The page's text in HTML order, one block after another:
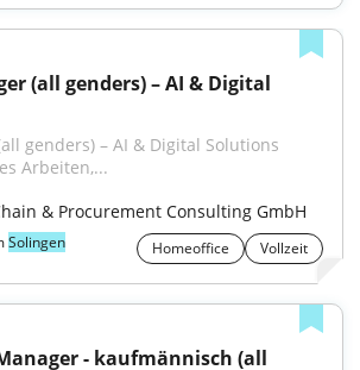
(all genders) – AI & Digital
genders) – AI & Digital Solutions
Arbeiten,...
& Procurement Consulting GmbH
Solingen Homeoffice Vollzeit
- kaufmännisch (all